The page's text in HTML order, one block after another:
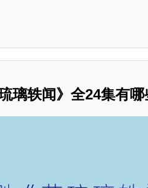
璃轶闻》全24集有哪